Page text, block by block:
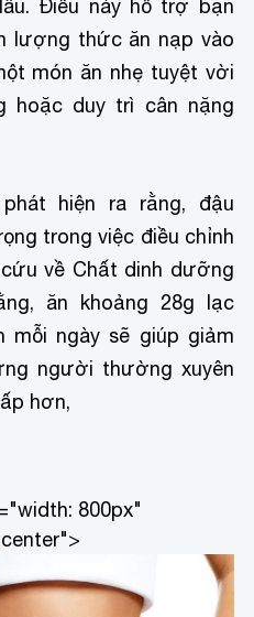
Điều này hỗ trợ bạn
lượng thức ăn nạp vào
món ăn nhẹ tuyệt vời
hoặc duy trì cân nặng
hiện ra rằng, đậu
trong việc điều chỉnh
về Chất dinh dưỡng
ăn khoảng 28g lạc
ngày sẽ giúp giảm
người thường xuyên
hơn,
800px"